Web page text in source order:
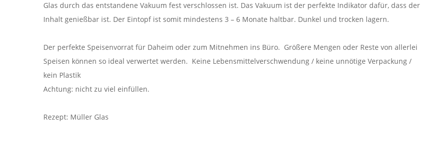
Glas durch das entstandene Vakuum fest verschlossen ist. Das Vakuum ist der perfekte Indikator dafür, dass der
Inhalt genießbar ist. Der Eintopf ist somit mindestens 3 – 6 Monate haltbar. Dunkel und trocken lagern.
Der perfekte Speisenvorrat für Daheim oder zum Mitnehmen ins Büro. Größere Mengen oder Reste von allerlei
Speisen können so ideal verwertet werden. Keine Lebensmittelverschwendung / keine unnötige Verpackung /
kein Plastik
Achtung: nicht zu viel einfüllen.
Rezept: Müller Glas